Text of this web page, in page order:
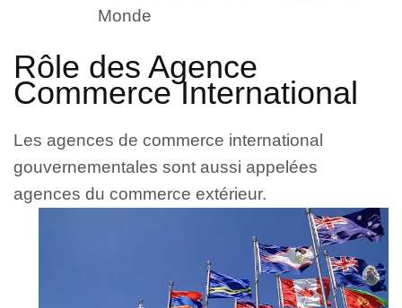
Monde
Rôle des Agence
Commerce International
Les agences de commerce international
gouvernementales sont aussi appelées
agences du commerce extérieur.